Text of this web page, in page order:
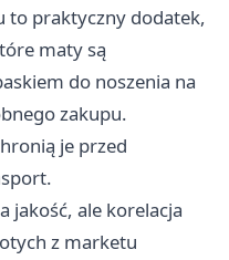
to praktyczny dodatek,
maty są
do noszenia na
zakupu.
je przed
jakość, ale korelacja
z marketu